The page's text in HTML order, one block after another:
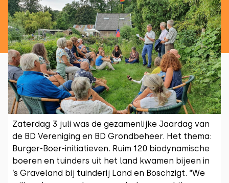
Zaterdag 3 juli was de gezamenlijke Jaardag van
de BD Vereniging en BD Grondbeheer. Het thema:
Burger-Boer-initiatieven. Ruim 120 biodynamische
boeren en tuinders uit het land kwamen bijeen in
’s Graveland bij tuinderij Land en Boschzigt. “We